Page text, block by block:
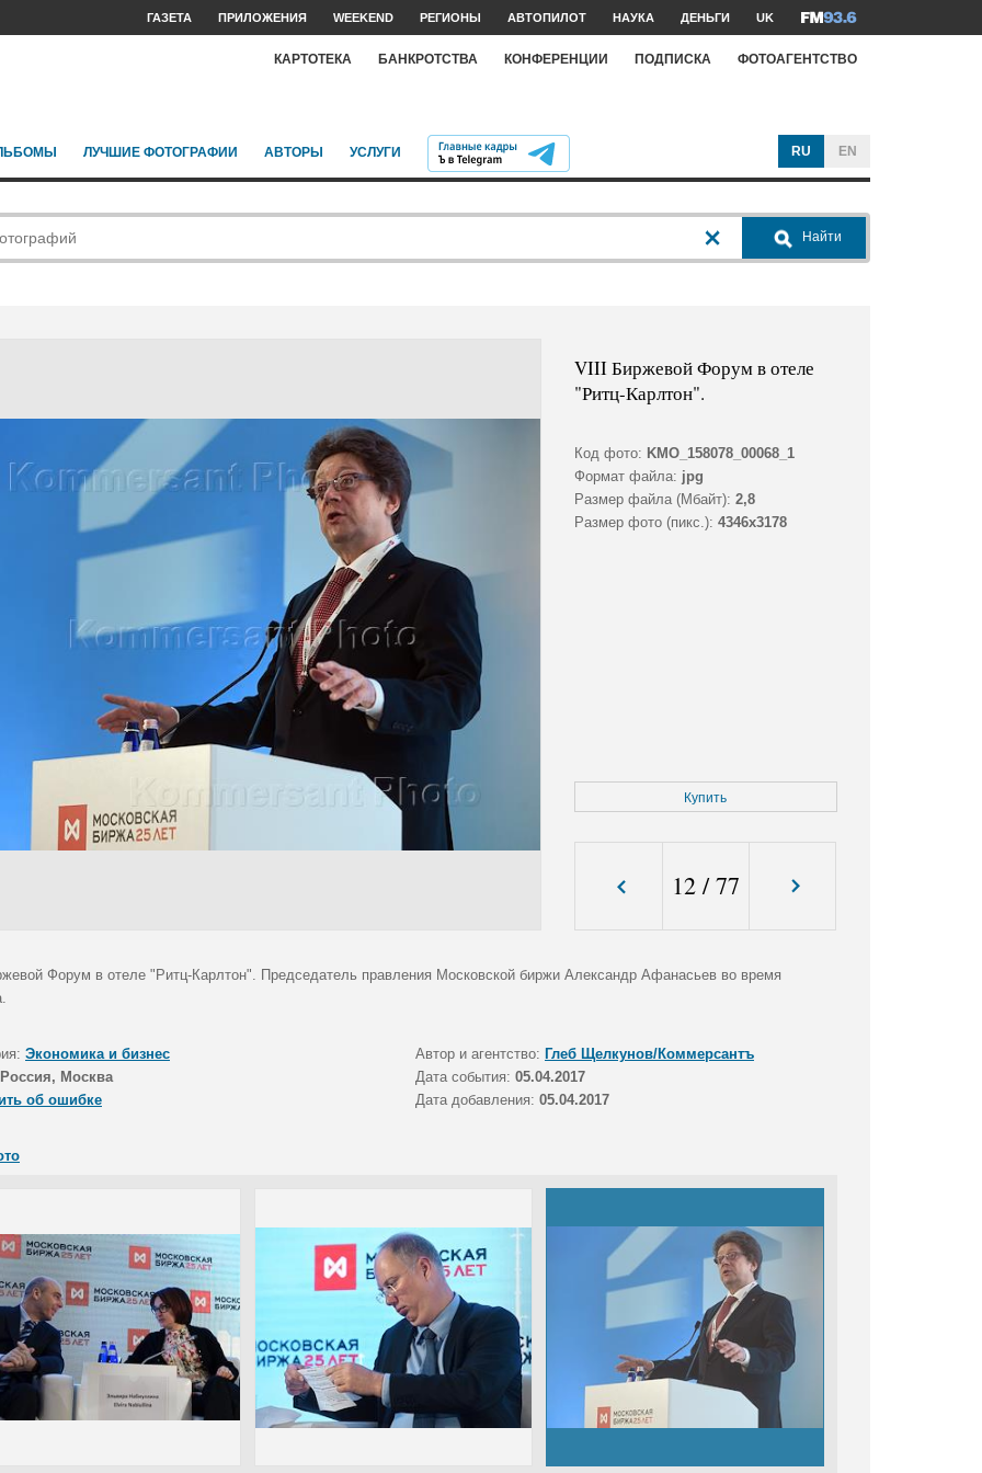
ГАЗЕТА ПРИЛОЖЕНИЯ WEEKEND РЕГИОНЫ АВТОПИЛОТ НАУКА ДЕНЬГИ UK
КАРТОТЕКА БАНКРОТСТВА КОНФЕРЕНЦИИ ПОДПИСКА ФОТОАГЕНТСТВО
ЛУЧШИЕ ФОТОГРАФИИ АВТОРЫ УСЛУГИ RU EN
Найти
VIII Биржевой Форум в отеле
"Ритц-Карлтон".
Код фото: KMO_158078_00068_1
Формат файла: jpg
Размер файла (Мбайт): 2,8
Размер фото (пикс.): 4346x3178
Купить
12/77
Форум в отеле "Ритц-Карлтон". Председатель правления Московской биржи Александр Афанасьев во время
Экономика и бизнес Автор и агентство: Глеб Щелкунов/Коммерсантъ
Россия, Москва Дата события: 05.04.2017
об ошибке
Дата добавления: 05.04.2017